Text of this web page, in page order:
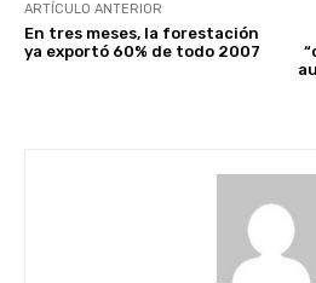
ARTÍCULO ANTERIOR
En tres meses, la forestación
ya exportó 60% de todo 2007